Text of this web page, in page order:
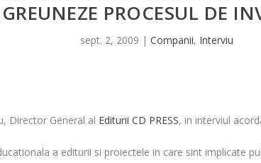
PROCESUL DE
sept. 2, 2009 | Companii, Interviu
, Director General al Editurii CD PRESS, in interviul
a editurii si proiectele in care sint implicate